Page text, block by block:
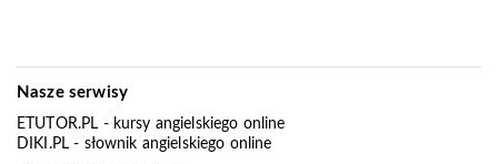
Nasze serwisy
ETUTOR.PL - kursy angielskiego online
DIKI.PL - słownik angielskiego online